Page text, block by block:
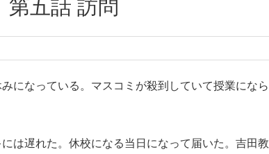
第五話 訪問
になっている。マスコミが殺到していて授業になら
は遅れた。休校になる当日になって届いた。吉田教